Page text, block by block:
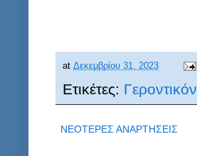
at Δεκεμβρίου 31, 2023
Ετικέτες: Γεροντικόν
ΝΕΟΤΕΡΕΣ ΑΝΑΡΤΗΣΕΙΣ